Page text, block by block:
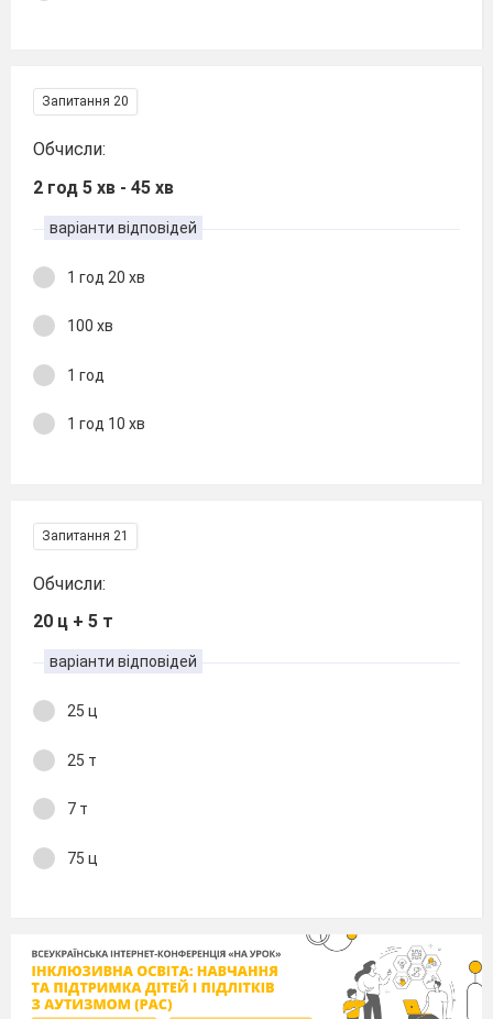
Запитання 20
Обчисли:
2 год 5 хв - 45 хв
варіанти відповідей
1 год 20 хв
100 хв
1 год
1 год 10 хв
Запитання 21
Обчисли:
20 ц + 5 т
варіанти відповідей
25 ц
25 т
7 т
75 ц